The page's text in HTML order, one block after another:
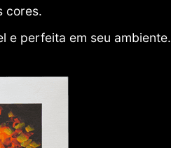
cores.
e perfeita em seu ambiente.